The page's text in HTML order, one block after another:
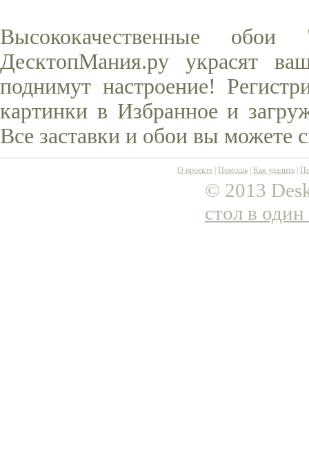
Высококачественные
ДесктопМания.ру украсят
поднимут настроение!
картинки в Избранное и
Все заставки и обои вы можете
О проекте Помощь Как удалить
© 2013
стол в